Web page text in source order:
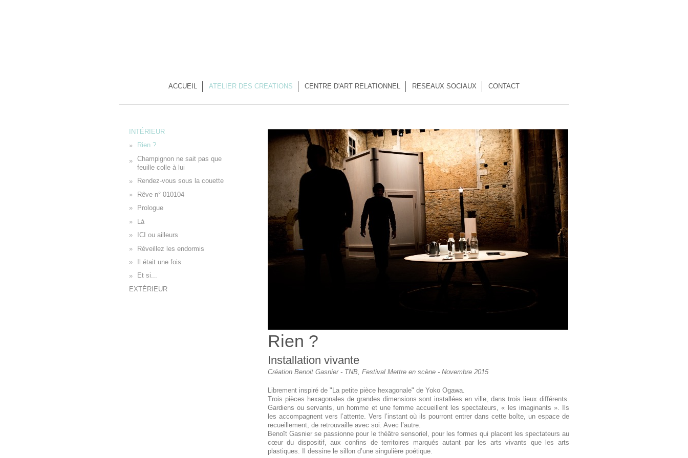
ACCUEIL ATELIER DES CREATIONS CENTRE D'ART RELATIONNEL RESEAUX SOCIAUX CONTACT
Rien ?
Installation vivante
Création Benoit Gasnier - TNB, Festival Mettre en scène - Novembre 2015
Librement inspiré de "La petite pièce hexagonale" de Yoko Ogawa.
Trois pièces hexagonales de grandes dimensions sont installées en ville, dans trois lieux différents.
Gardiens ou servants, un homme et une femme accueillent les spectateurs, « les imaginants ». Ils
les accompagnent vers l’attente. Vers l’instant où ils pourront entrer dans cette boîte, un espace de
recueillement, de retrouvaille avec soi. Avec l’autre.
Benoît Gasnier se passionne pour le théâtre sensoriel, pour les formes qui placent les spectateurs au
cœur du dispositif, aux confins de territoires marqués autant par les arts vivants que les arts
plastiques. Il dessine le sillon d’une singulière poétique.
INTÉRIEUR
Rien ?
Champignon ne sait pas que
feuille colle à lui
Rendez-vous sous la couette
Rêve n° 010104
Prologue
Là
ICI ou ailleurs
Réveillez les endormis
Il était une fois
Et si...
EXTÉRIEUR